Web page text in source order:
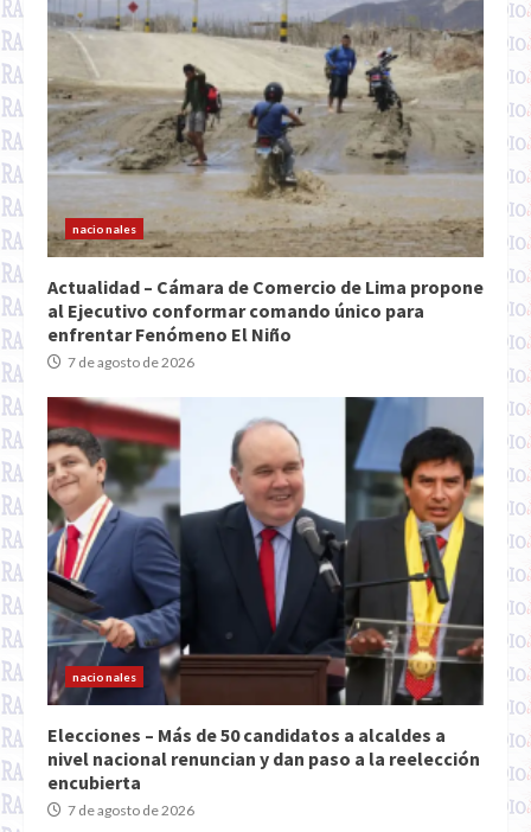
nacionales
Actualidad – Cámara de Comercio de Lima propone
al Ejecutivo conformar comando único para
enfrentar Fenómeno El Niño
7 de agosto de 2026
nacionales
Elecciones – Más de 50 candidatos a alcaldes a
nivel nacional renuncian y dan paso a la reelección
encubierta
7 de agosto de 2026